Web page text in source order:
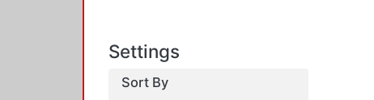
Settings
Sort By